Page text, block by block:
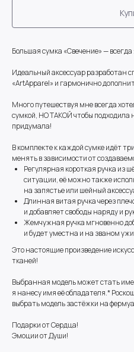
Большая сумка «Свечение» —
Идеальный аксессуар разработан
«ArtApparel» и гармонично
Много путешествуя мне всегда
сумкой, НО ТАКОЙ чтобы подходила
придумала!
В комплекте к каждой сумке идёт
менять в зависимости от
Регулярная короткая ручка из
ситуации, её можно также
на запястье или шейный
Длинная витая ручка через
и добавляет свободы наряду и
Жемчужная ручка мгновенно
и будет уместна и на званом
Это настоящие произведение
тканей!
Выбранная модель может стать
я нанесу имя её обладателя.*
выбрать модель застёжки на
Подарки от Сердца!
Эмоции от Души!